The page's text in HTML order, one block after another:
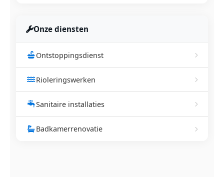
Onze diensten
Ontstoppingsdienst
Rioleringswerken
Sanitaire installaties
Badkamerrenovatie